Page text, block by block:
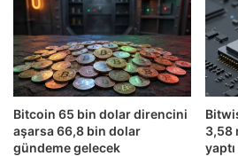
Bitcoin 65 bin dolar direncini
aşarsa 66,8 bin dolar
gündeme gelecek
3,58
yaptı